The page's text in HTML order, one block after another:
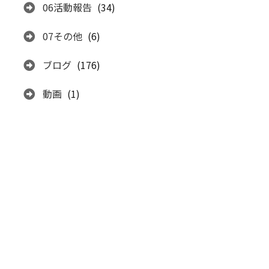
06活動報告 (34)
07その他 (6)
ブログ (176)
動画 (1)